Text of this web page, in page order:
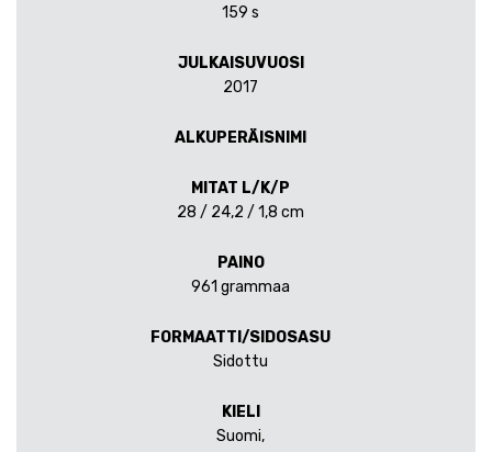
159 s
JULKAISUVUOSI
2017
ALKUPERÄISNIMI
MITAT L/K/P
28 / 24,2 / 1,8 cm
PAINO
961 grammaa
FORMAATTI/SIDOSASU
Sidottu
KIELI
Suomi,